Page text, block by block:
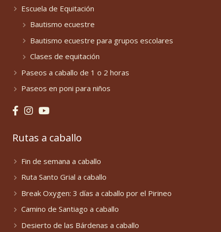
Escuela de Equitación
Bautismo ecuestre
Bautismo ecuestre para grupos escolares
Clases de equitación
Paseos a caballo de 1 o 2 horas
Paseos en poni para niños
Rutas a caballo
Fin de semana a caballo
Ruta Santo Grial a caballo
Break Oxygen: 3 días a caballo por el Pirineo
Camino de Santiago a caballo
Desierto de las Bárdenas a caballo